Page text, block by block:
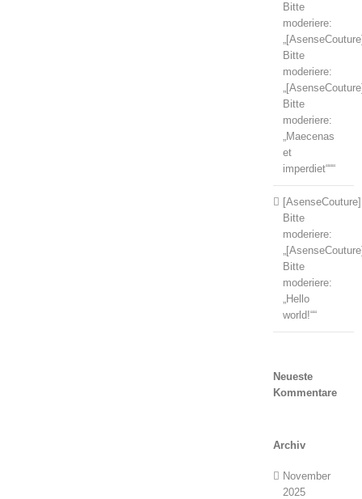
Bitte
moderiere:
Bitte
moderiere:
Bitte
moderiere:
„Maecenas
et
imperdiet“““
[AsenseCouture]
Bitte
moderiere:
Bitte
moderiere:
„Hello
world!““
Neueste
Kommentare
Archiv
November
2025